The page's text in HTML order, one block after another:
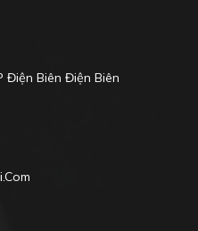
Điện Biên Điện Biên